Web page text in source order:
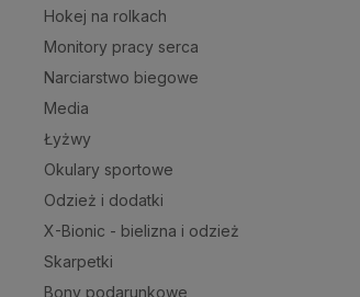
Hokej na rolkach
Monitory pracy serca
Narciarstwo biegowe
Media
Łyżwy
Okulary sportowe
Odzież i dodatki
X-Bionic - bielizna i odzież
Skarpetki
Bony podarunkowe